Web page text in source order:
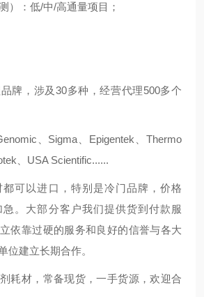
）：低/中/高通量项目；
牌，涉及30多种，经营代理500多个
、Sigma、Epigentek、Thermo
、USA Scientific......
都可以进口，特别是冷门品牌，价格
。大部分客户我们提供货到付款服
依靠过硬的服务和良好的信誉与各大
位建立长期合作。
耗材，常备现货，一手货源，欢迎合